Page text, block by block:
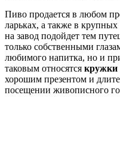
Пиво продается в любом
ларьках, а также в
на завод подойдет тем
только собственными
любимого напитка, но и
таковым относятся кружки
хорошим презентом и
посещении живописного